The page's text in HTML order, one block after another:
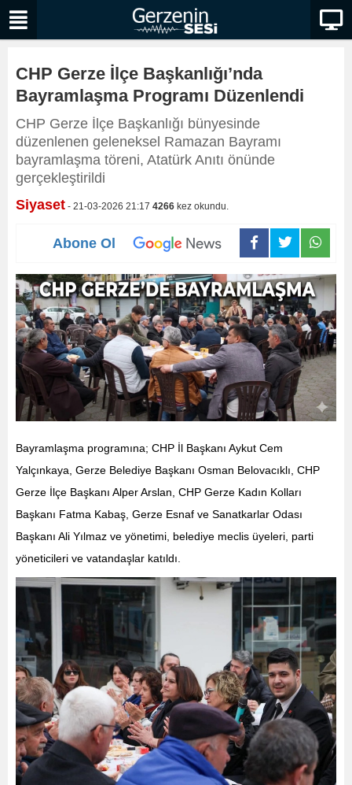
CHP Gerze İlçe Başkanlığı’nda
Bayramlaşma Programı Düzenlendi
CHP Gerze İlçe Başkanlığı bünyesinde
düzenlenen geleneksel Ramazan Bayramı
bayramlaşma töreni, Atatürk Anıtı önünde
gerçekleştirildi
Siyaset - 21-03-2026 21:17 4266 kez okundu.
Abone Ol
Bayramlaşma programına; CHP İl Başkanı Aykut Cem
Yalçınkaya, Gerze Belediye Başkanı Osman Belovacıklı, CHP
Gerze İlçe Başkanı Alper Arslan, CHP Gerze Kadın Kolları
Başkanı Fatma Kabaş, Gerze Esnaf ve Sanatkarlar Odası
Başkanı Ali Yılmaz ve yönetimi, belediye meclis üyeleri, parti
yöneticileri ve vatandaşlar katıldı.